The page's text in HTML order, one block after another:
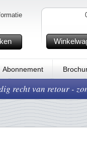
Abonnement
recht van retour -